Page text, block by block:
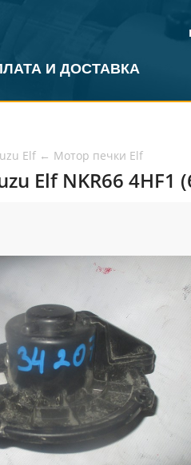
И ДОСТАВКА
Elf ← Мотор печки Elf
Elf NKR66 4HF1